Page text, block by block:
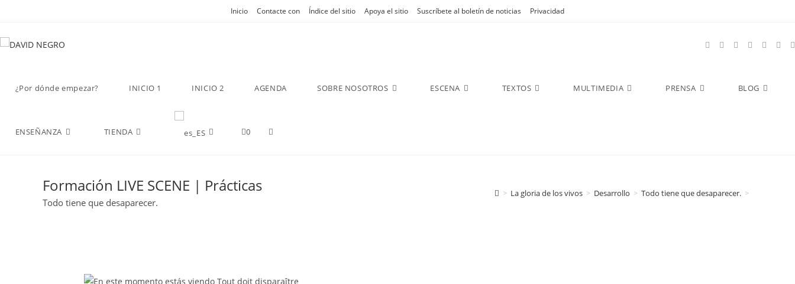
Inicio Contacte con Índice del sitio Apoya el sitio Suscríbete al boletín de noticias Privacidad
¿Por dónde empezar? INICIO 1 INICIO 2 AGENDA SOBRE NOSOTROS ESCENA TEXTOS MULTIMEDIA PRENSA BLOG
ENSEÑANZA TIENDA 0
Formación LIVE SCENE | Prácticas
Todo tiene que desaparecer.
> La gloria de los vivos > Desarrollo > Todo tiene que desaparecer. >